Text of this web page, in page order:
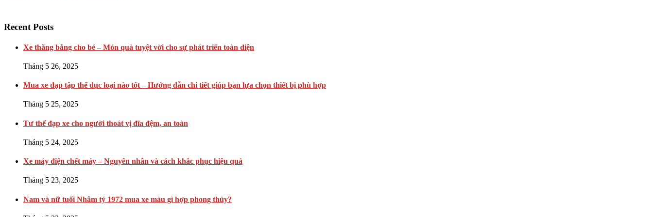
Recent Posts
Xe thăng bằng cho bé – Món quà tuyệt vời cho sự phát triển toàn diện
Tháng 5 26, 2025
Mua xe đạp tập thể dục loại nào tốt – Hướng dẫn chi tiết giúp bạn lựa chọn thiết bị phù hợp
Tháng 5 25, 2025
Tư thế đạp xe cho người thoát vị đĩa đệm, an toàn
Tháng 5 24, 2025
Xe máy điện chết máy – Nguyên nhân và cách khắc phục hiệu quả
Tháng 5 23, 2025
Nam và nữ tuổi Nhâm tý 1972 mua xe màu gì hợp phong thủy?